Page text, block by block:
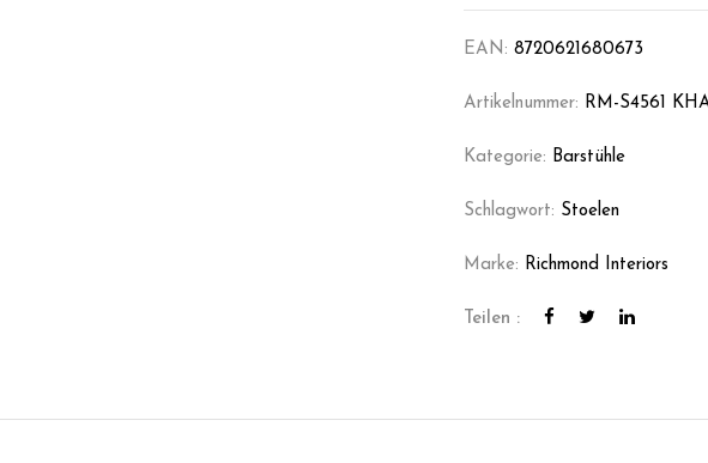
EAN: 8720621680673
Artikelnummer: RM-S4561
Kategorie: Barstühle
Schlagwort: Stoelen
Marke: Richmond Interiors
Teilen :